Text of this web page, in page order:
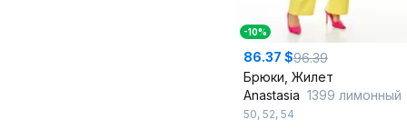
-10%
86.37 $96.39
Брюки, Жилет
Anastasia 1399 лимонный
50, 52, 54